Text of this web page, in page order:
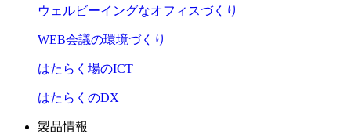
ウェルビーイングなオフィスづくり
WEB会議の環境づくり
はたらく場のICT
はたらくのDX
製品情報